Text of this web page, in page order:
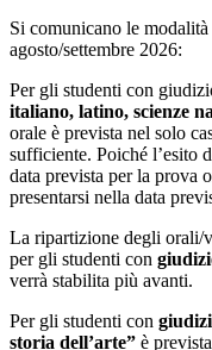
Si comunicano le
agosto/settembre 2026:
Per gli studenti con
italiano, latino, scienze
orale è prevista nel solo
sufficiente. Poiché l’esito
data prevista per la prova
presentarsi nella data
La ripartizione degli orali/
per gli studenti con
verrà stabilita più avanti.
Per gli studenti con
storia dell’arte” è